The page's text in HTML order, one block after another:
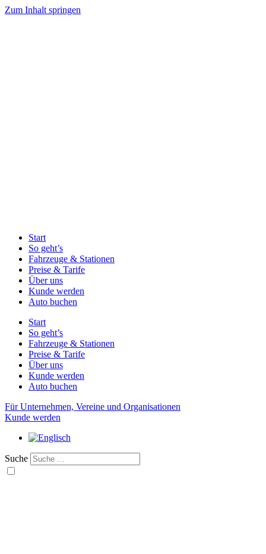
Zum Inhalt springen
Start
So geht’s
Fahrzeuge & Stationen
Preise & Tarife
Über uns
Kunde werden
Auto buchen
Start
So geht’s
Fahrzeuge & Stationen
Preise & Tarife
Über uns
Kunde werden
Auto buchen
Für Unternehmen, Vereine und Organisationen
Kunde werden
Suche